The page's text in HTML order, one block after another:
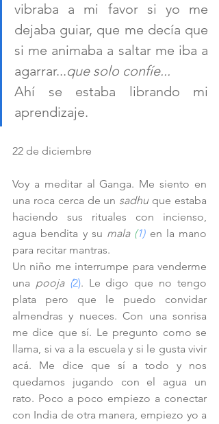
vibraba a mi favor si yo me
dejaba guiar, que me decía que
si me animaba a saltar me iba a
agarrar...que solo confíe...
Ahí se estaba librando mi
aprendizaje.
22 de diciembre
Voy a meditar al Ganga. Me siento en
una roca cerca de un sadhu que estaba
haciendo sus rituales con incienso,
agua bendita y su mala (1) en la mano
para recitar mantras.
Un niño me interrumpe para venderme
una pooja (2). Le digo que no tengo
plata pero que le puedo convidar
almendras y nueces. Con una sonrisa
me dice que sí. Le pregunto como se
llama, si va a la escuela y si le gusta vivir
acá. Me dice que sí a todo y nos
quedamos jugando con el agua un
rato. Poco a poco empiezo a conectar
con India de otra manera, empiezo yo a